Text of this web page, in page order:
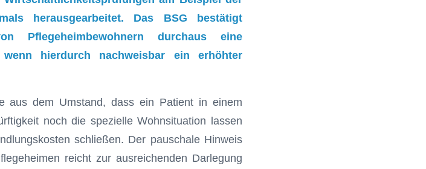
herausgearbeitet. Das BSG bestätigt
Pflegeheimbewohnern durchaus eine
hierdurch nachweisbar ein erhöhter
aus dem Umstand, dass ein Patient in einem
noch die spezielle Wohnsituation lassen
schließen. Der pauschale Hinweis
reicht zur ausreichenden Darlegung